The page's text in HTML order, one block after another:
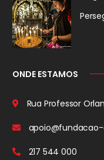
ONDE ESTAMOS
Rua Professor
217 544 000